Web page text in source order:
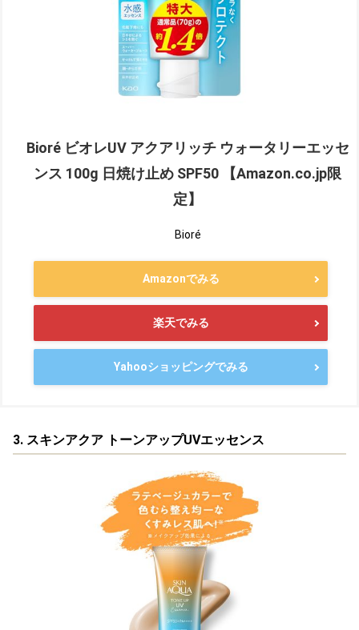
Bioré ビオレUV アクアリッチ ウォータリーエッセ
ンス 100g 日焼け止め SPF50 【Amazon.co.jp限
定】
Bioré
Amazonでみる
楽天でみる
Yahooショッピングでみる
3. スキンアクア トーンアップUVエッセンス